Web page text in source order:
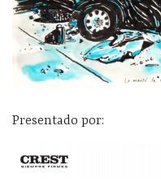
Presentado por: